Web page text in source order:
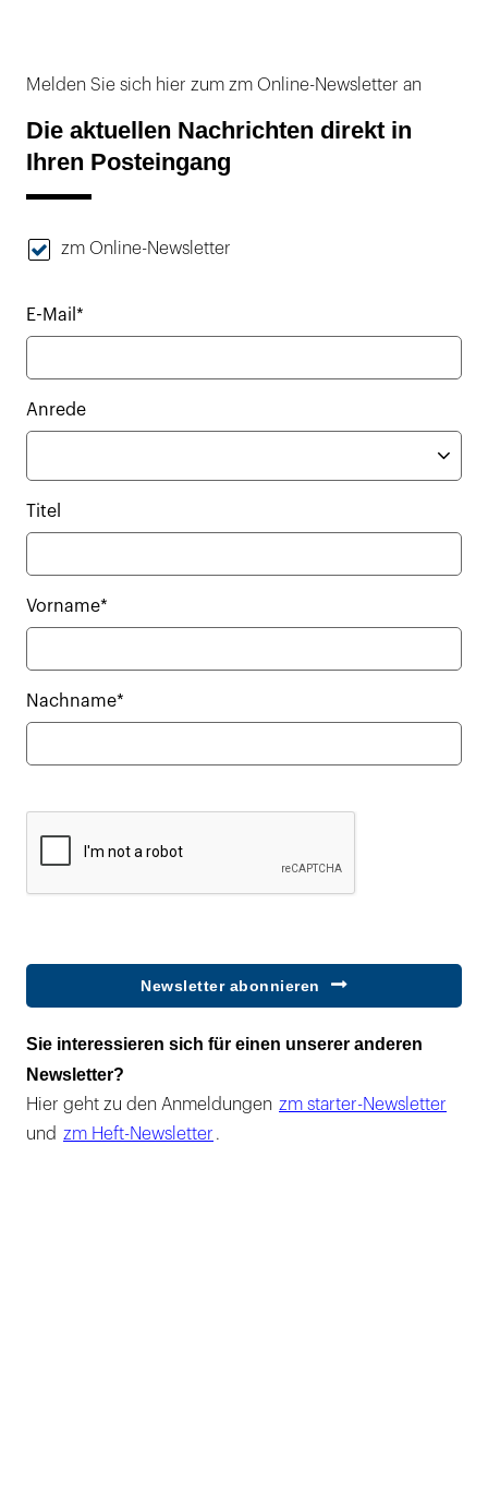
Melden Sie sich hier zum zm Online-Newsletter an
Die aktuellen Nachrichten direkt in
Ihren Posteingang
zm Online-Newsletter
E-Mail*
Anrede
Titel
Vorname*
Nachname*
Newsletter abonnieren
Sie interessieren sich für einen unserer anderen
Newsletter?
Hier geht zu den Anmeldungen zm starter-Newsletter
und zm Heft-Newsletter .